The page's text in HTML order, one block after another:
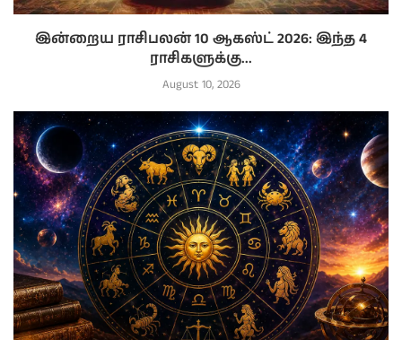
இன்றைய ராசிபலன் 10 ஆகஸ்ட் 2026: இந்த 4
ராசிகளுக்கு...
August 10, 2026